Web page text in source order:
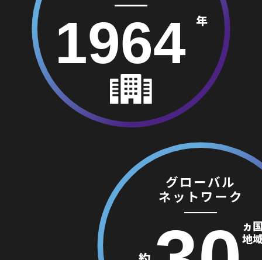
1964 年
グローバル
ネットワーク
ヵ
地